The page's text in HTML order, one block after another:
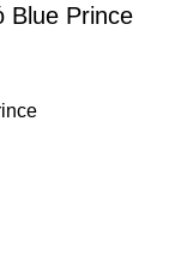
Blue Prince